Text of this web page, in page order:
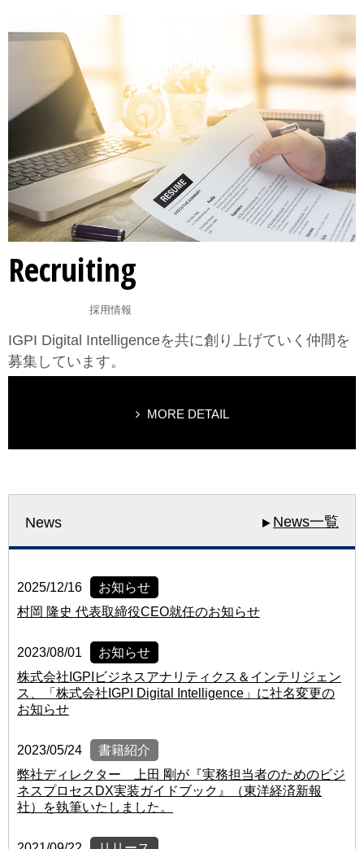
Recruiting
採用情報
IGPI Digital Intelligenceを共に創り上げていく仲間を
募集しています。
MORE DETAIL
News News一覧
2025/12/16
お知らせ
村岡 隆史 代表取締役CEO就任のお知らせ
2023/08/01
お知らせ
株式会社IGPIビジネスアナリティクス＆インテリジェン
ス、「株式会社IGPI Digital Intelligence」に社名変更の
お知らせ
2023/05/24
書籍紹介
弊社ディレクター 上田 剛が『実務担当者のためのビジ
ネスプロセスDX実装ガイドブック』（東洋経済新報
社）を執筆いたしました。